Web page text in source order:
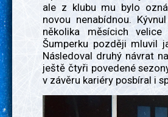
ale z klubu mu bylo
novou nenabídnou.
několika měsícich
Šumperku později mluvil
Následoval druhý návrat
ještě čtyři povedené
v závěru kariéry posbíral i